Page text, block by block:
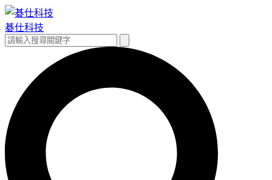
跳
至
主
碁仕科技
搜